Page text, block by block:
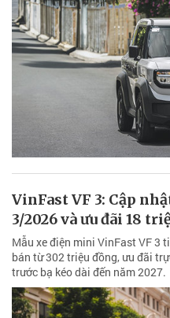
VinFast VF 3: Cập
3/2026 và ưu đãi 18
Mẫu xe điện mini VinFast VF 3
bán từ 302 triệu đồng, ưu đãi
trước bạ kéo dài đến năm 2027.